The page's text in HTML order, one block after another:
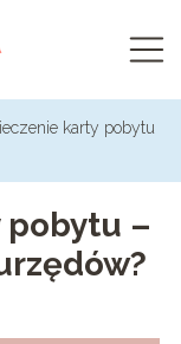
karty pobytu
pobytu –